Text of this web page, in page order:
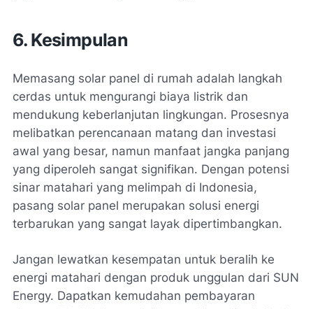
6. Kesimpulan
Memasang solar panel di rumah adalah langkah
cerdas untuk mengurangi biaya listrik dan
mendukung keberlanjutan lingkungan. Prosesnya
melibatkan perencanaan matang dan investasi
awal yang besar, namun manfaat jangka panjang
yang diperoleh sangat signifikan. Dengan potensi
sinar matahari yang melimpah di Indonesia,
pasang solar panel merupakan solusi energi
terbarukan yang sangat layak dipertimbangkan.
Jangan lewatkan kesempatan untuk beralih ke
energi matahari dengan produk unggulan dari SUN
Energy. Dapatkan kemudahan pembayaran